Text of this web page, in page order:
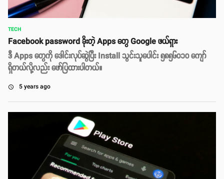
TECH
Facebook password ခိုးတဲ့ Apps တွေ Google ဖယ်ရှား
ဒီ Apps တွေကို ဒေါင်းလုပ်ဆွဲပြီး Install သွင်းသူပေါင်း ၅၈၅၆၀၁၀ ကျော်
ရှိတယ်လို့လည်း ဖော်ပြထားပါတယ်။
access_time 5 years ago